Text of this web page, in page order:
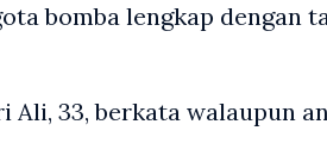
bomba lengkap dengan
Ali, 33, berkata walaupun